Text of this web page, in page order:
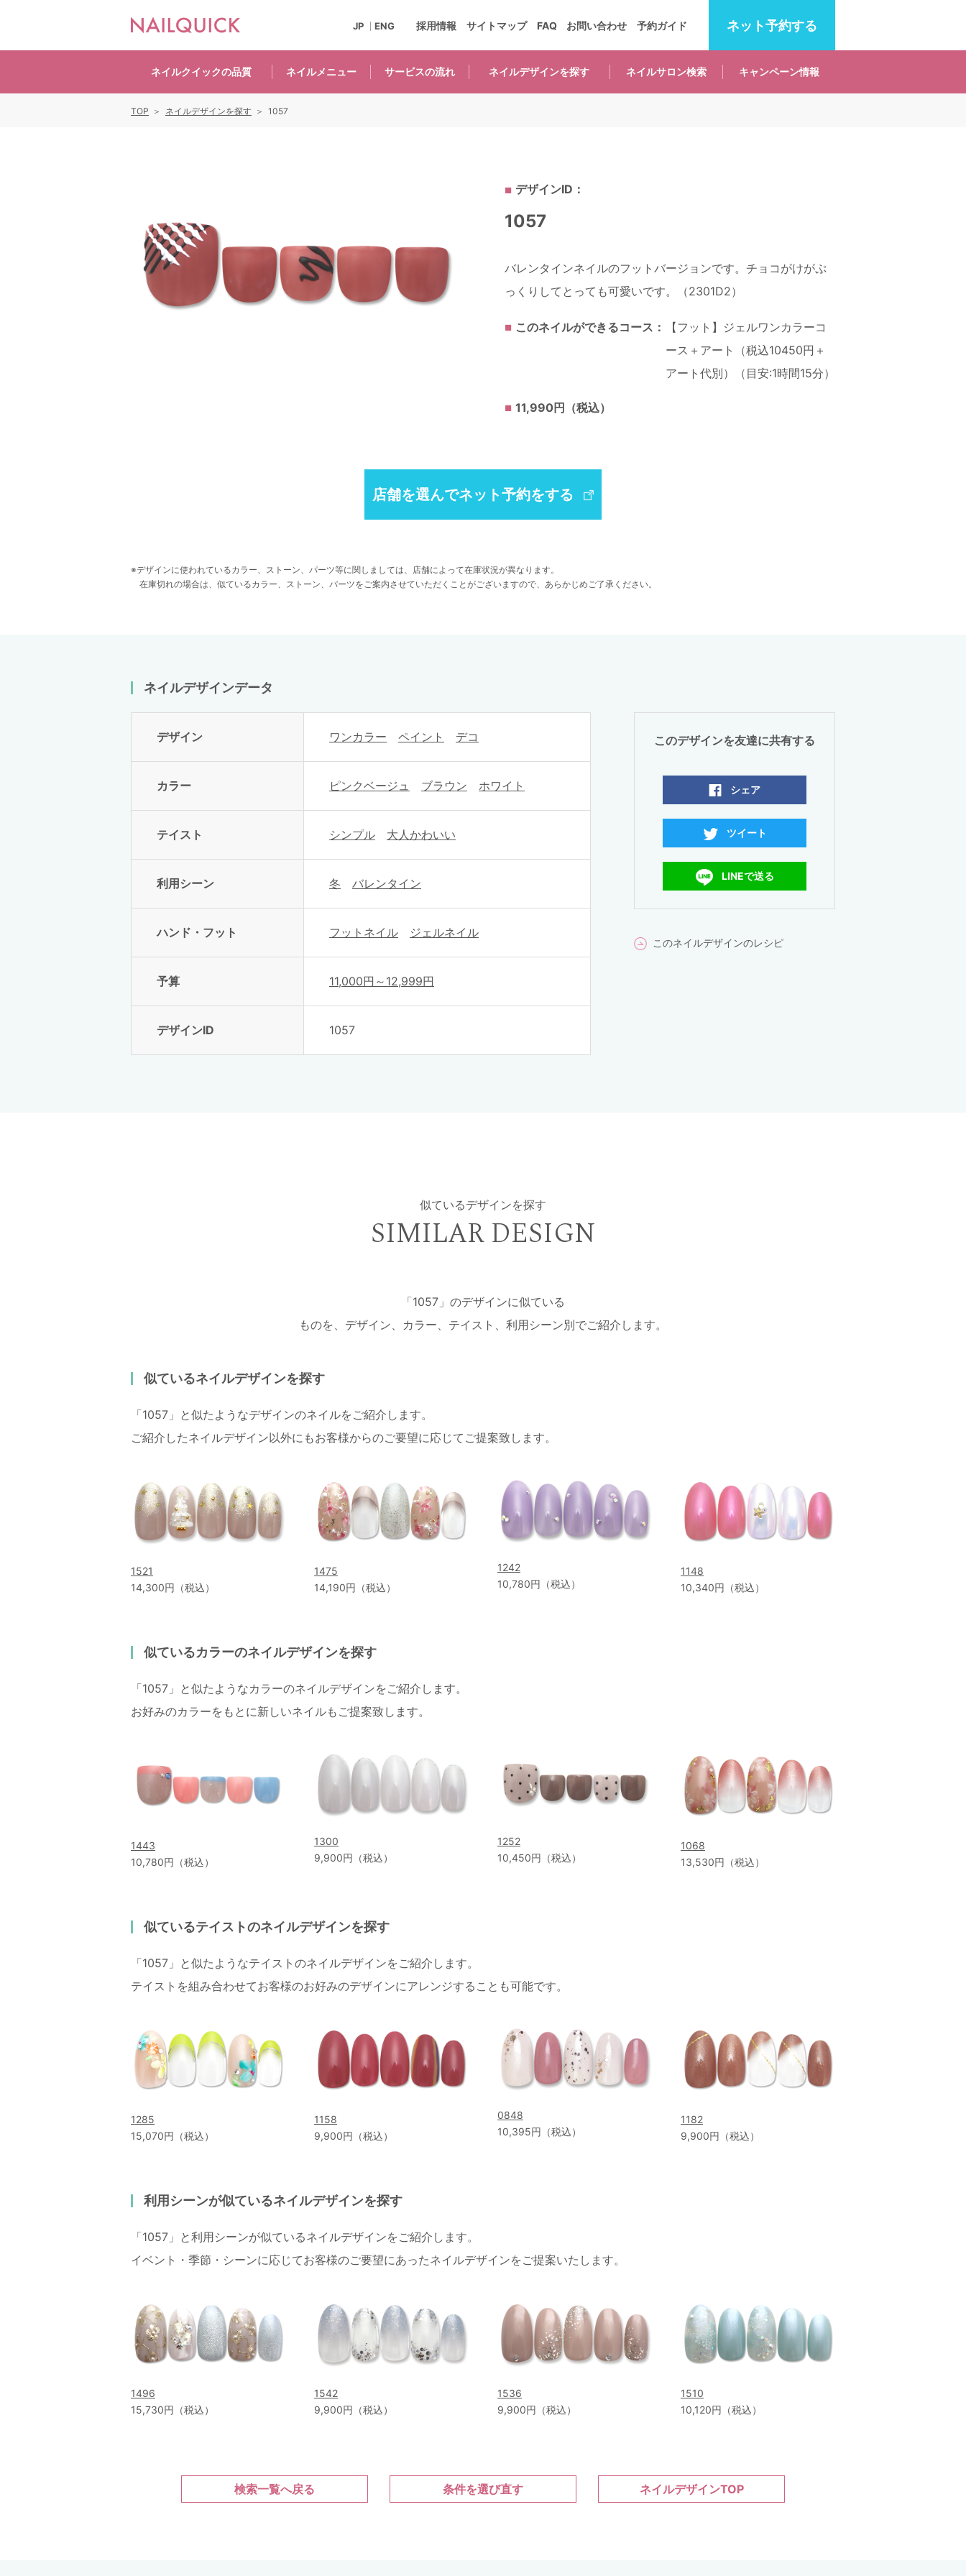
ネット予約する
ネイルクイックの品質 ネイルメニュー サービスの流れ ネイルデザインを探す ネイルサロン検索 キャンペーン情報
採用情報 サイトマップ FAQ お問い合わせ 予約ガイド
JP ENG
デザインID：
1057
バレンタインネイルのフットバージョンです。チョコがけがぷ
っくりしてとっても可愛いです。（2301D2）
このネイルができるコース：
【フット】ジェルワンカラーコ
ース＋アート（税込10450円＋
アート代別）（目安:1時間15分）
11,990円（税込）
店舗を選んでネット予約をする
デザインに使われているカラー、ストーン、パーツ等に関しましては、店舗によって在庫状況が異なります。
在庫切れの場合は、似ているカラー、ストーン、パーツをご案内させていただくことがございますので、あらかじめご了承ください。
ネイルデザインデータ
デザイン ワンカラー ペイント デコ
カラー ピンクベージュ ブラウン ホワイト
テイスト シンプル 大人かわいい
利用シーン 冬 バレンタイン
ハンド・フット フットネイル ジェルネイル
予算 11,000円～12,999円
デザインID 1057
このデザインを友達に共有する
シェア
ツイート
LINEで送る
このネイルデザインのレシピ
似ているデザインを探す
SIMILAR DESIGN
「1057」のデザインに似ている
ものを、デザイン、カラー、テイスト、利用シーン別でご紹介します。
似ているネイルデザインを探す
「1057」と似たようなデザインのネイルをご紹介します。
ご紹介したネイルデザイン以外にもお客様からのご要望に応じてご提案致します。
1521
14,300円（税込）
1475
14,190円（税込）
1242
10,780円（税込）
1148
10,340円（税込）
似ているカラーのネイルデザインを探す
「1057」と似たようなカラーのネイルデザインをご紹介します。
お好みのカラーをもとに新しいネイルもご提案致します。
1443
10,780円（税込）
1300
9,900円（税込）
1252
10,450円（税込）
1068
13,530円（税込）
似ているテイストのネイルデザインを探す
「1057」と似たようなテイストのネイルデザインをご紹介します。
テイストを組み合わせてお客様のお好みのデザインにアレンジすることも可能です。
1285
15,070円（税込）
1158
9,900円（税込）
0848
10,395円（税込）
1182
9,900円（税込）
利用シーンが似ているネイルデザインを探す
「1057」と利用シーンが似ているネイルデザインをご紹介します。
イベント・季節・シーンに応じてお客様のご要望にあったネイルデザインをご提案いたします。
1496
15,730円（税込）
1542
9,900円（税込）
1536
9,900円（税込）
1510
10,120円（税込）
検索一覧へ戻る 条件を選び直す ネイルデザインTOP
TOP ネイルデザインを探す 1057